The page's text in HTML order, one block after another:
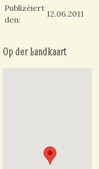
Publizéiert
den
12.06.2011
Op der Landkaart